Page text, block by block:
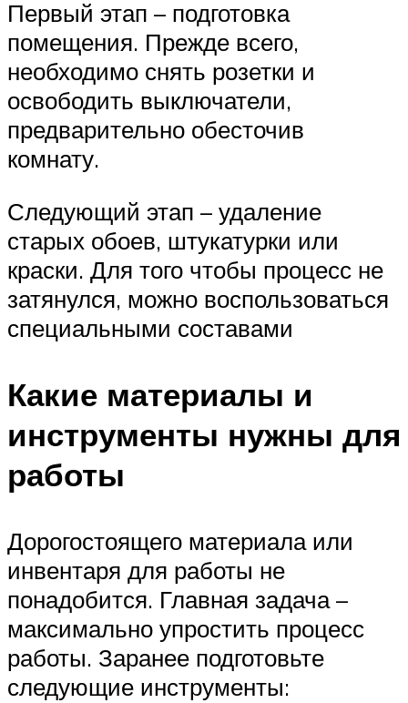
Первый этап – подготовка
помещения. Прежде всего,
необходимо снять розетки и
освободить выключатели,
предварительно обесточив
комнату.
Следующий этап – удаление
старых обоев, штукатурки или
краски. Для того чтобы процесс не
затянулся, можно воспользоваться
специальными составами
Какие материалы и
инструменты нужны для
работы
Дорогостоящего материала или
инвентаря для работы не
понадобится. Главная задача –
максимально упростить процесс
работы. Заранее подготовьте
следующие инструменты: